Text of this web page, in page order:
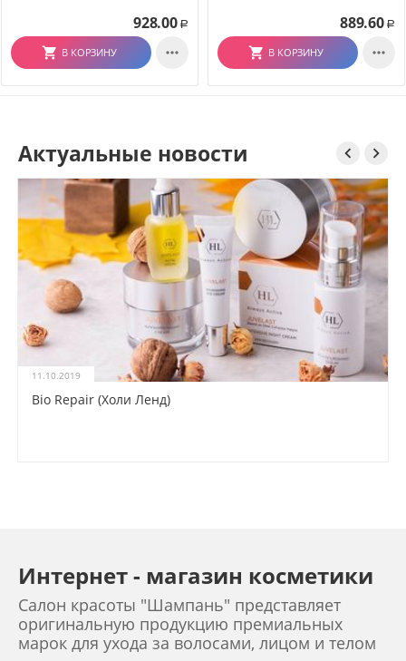
928.00 Р
В КОРЗИНУ 
GOLDWELL DUALSENSES
BLONDES & HIGHLIGHTS ANTI-
BRASSINESS SHAMPOO
889.60 Р
В КОРЗИНУ 
Актуальные новости  
11.10.2019
Bio Repair (Холи Ленд)
Интернет - магазин косметики
Салон красоты "Шампань" представляет
оригинальную продукцию премиальных
марок для ухода за волосами, лицом и телом